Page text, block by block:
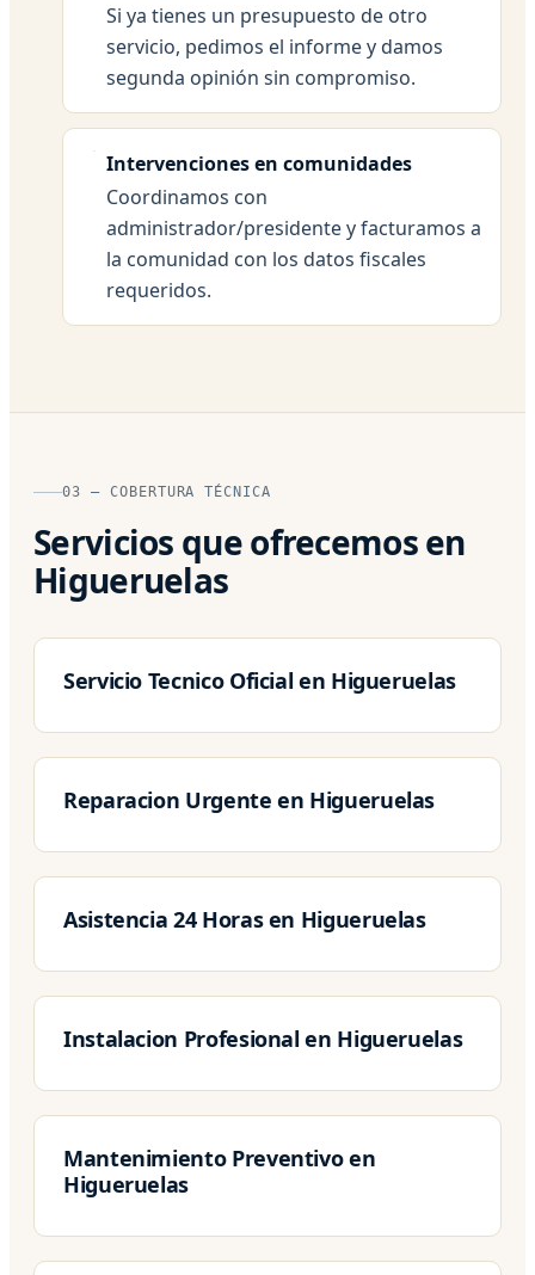
Si ya tienes un presupuesto de otro
servicio, pedimos el informe y damos
segunda opinión sin compromiso.
Intervenciones en comunidades
Coordinamos con
administrador/presidente y facturamos a
la comunidad con los datos fiscales
requeridos.
03 — COBERTURA TÉCNICA
Servicios que ofrecemos en
Higueruelas
Servicio Tecnico Oficial en Higueruelas
Reparacion Urgente en Higueruelas
Asistencia 24 Horas en Higueruelas
Instalacion Profesional en Higueruelas
Mantenimiento Preventivo en
Higueruelas